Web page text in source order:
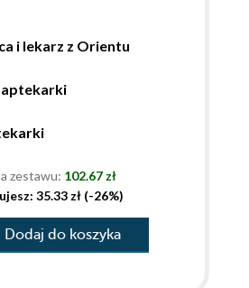
i lekarz z Orientu
zestawu: 102.67 zł
35.33 zł (-26%)
Dodaj do koszyka